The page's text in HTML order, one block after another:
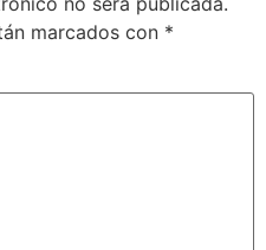
marcados con *